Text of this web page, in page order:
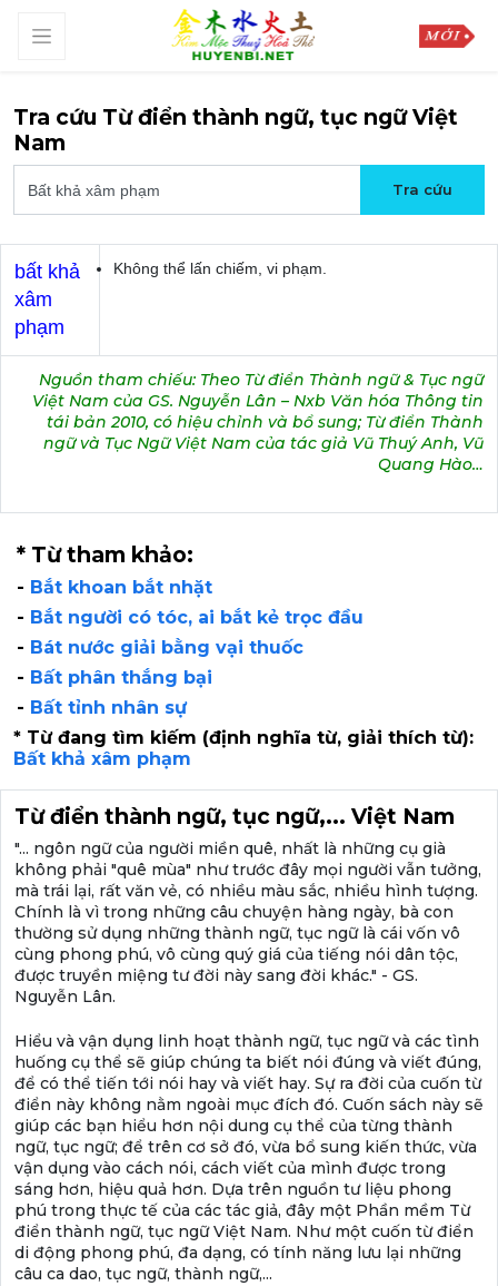
Tra cứu Từ điển thành ngữ, tục ngữ Việt
Nam
bất khả
xâm
phạm
Không thể lấn chiếm, vi phạm.
Nguồn tham chiếu: Theo Từ điển Thành ngữ & Tục ngữ
Việt Nam của GS. Nguyễn Lân – Nxb Văn hóa Thông tin
tái bản 2010, có hiệu chỉnh và bổ sung; Từ điển Thành
ngữ và Tục Ngữ Việt Nam của tác giả Vũ Thuý Anh, Vũ
Quang Hào…
* Từ tham khảo:
- Bắt khoan bắt nhặt
- Bắt người có tóc, ai bắt kẻ trọc đầu
- Bát nước giải bằng vại thuốc
- Bất phân thắng bại
- Bất tỉnh nhân sự
* Từ đang tìm kiếm (định nghĩa từ, giải thích từ):
Bất khả xâm phạm
Từ điển thành ngữ, tục ngữ,... Việt Nam
"... ngôn ngữ của người miền quê, nhất là những cụ già
không phải "quê mùa" như trước đây mọi người vẫn tưởng,
mà trái lại, rất văn vẻ, có nhiều màu sắc, nhiều hình tượng.
Chính là vì trong những câu chuyện hàng ngày, bà con
thường sử dụng những thành ngữ, tục ngữ là cái vốn vô
cùng phong phú, vô cùng quý giá của tiếng nói dân tộc,
được truyền miệng tư đời này sang đời khác." - GS.
Nguyễn Lân.
Hiểu và vận dụng linh hoạt thành ngữ, tục ngữ và các tình
huống cụ thể sẽ giúp chúng ta biết nói đúng và viết đúng,
để có thể tiến tới nói hay và viết hay. Sự ra đời của cuốn từ
điển này không nằm ngoài mục đích đó. Cuốn sách này sẽ
giúp các bạn hiểu hơn nội dung cụ thể của từng thành
ngữ, tục ngữ; để trên cơ sở đó, vừa bổ sung kiến thức, vừa
vận dụng vào cách nói, cách viết của mình được trong
sáng hơn, hiệu quả hơn. Dựa trên nguồn tư liệu phong
phú trong thực tế của các tác giả, đây một Phần mềm Từ
điển thành ngữ, tục ngữ Việt Nam. Như một cuốn từ điển
di động phong phú, đa dạng, có tính năng lưu lại những
câu ca dao, tục ngữ, thành ngữ,...